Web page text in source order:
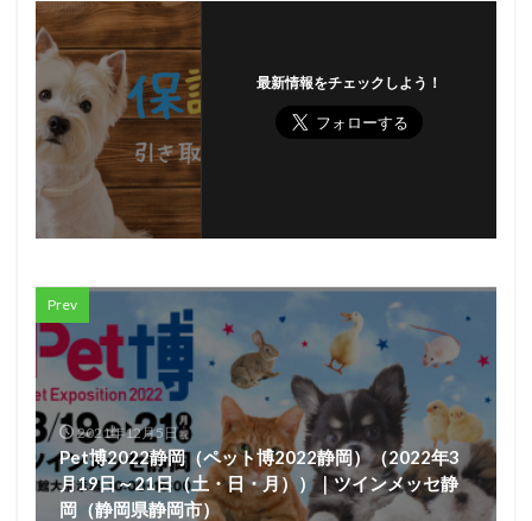
最新情報をチェックしよう！
Prev
2021年12月5日
Pet博2022静岡（ペット博2022静岡）（2022年3
月19日～21日（土・日・月））｜ツインメッセ静
岡（静岡県静岡市）